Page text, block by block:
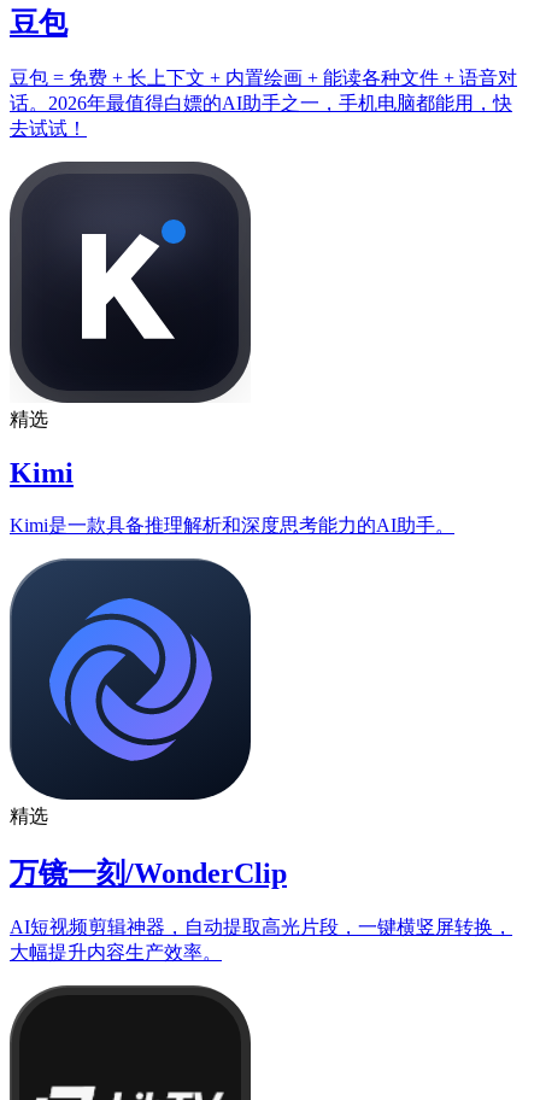
豆包
豆包 = 免费 + 长上下文 + 内置绘画 + 能读各种文件 + 语音对
话。2026年最值得白嫖的AI助手之一，手机电脑都能用，快
去试试！
精选
Kimi
Kimi是一款具备推理解析和深度思考能力的AI助手。
精选
万镜一刻/WonderClip
AI短视频剪辑神器，自动提取高光片段，一键横竖屏转换，
大幅提升内容生产效率。